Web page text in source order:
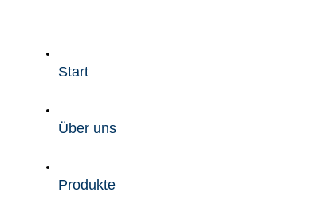
wechseln
Start
Über uns
Produkte